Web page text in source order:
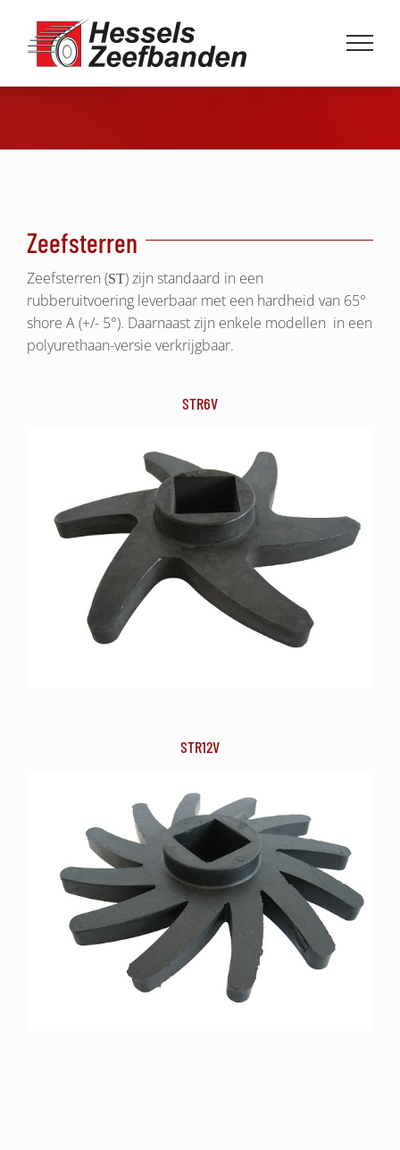
inhoud
Zeefsterren
Zeefsterren (ST) zijn standaard in een
rubberuitvoering leverbaar met een hardheid van 65°
shore A (+/- 5°). Daarnaast zijn enkele modellen in een
polyurethaan-versie verkrijgbaar.
STR6V
STR12V